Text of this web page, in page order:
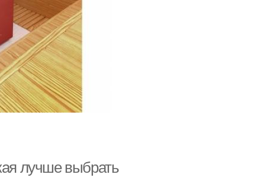
лучше выбрать